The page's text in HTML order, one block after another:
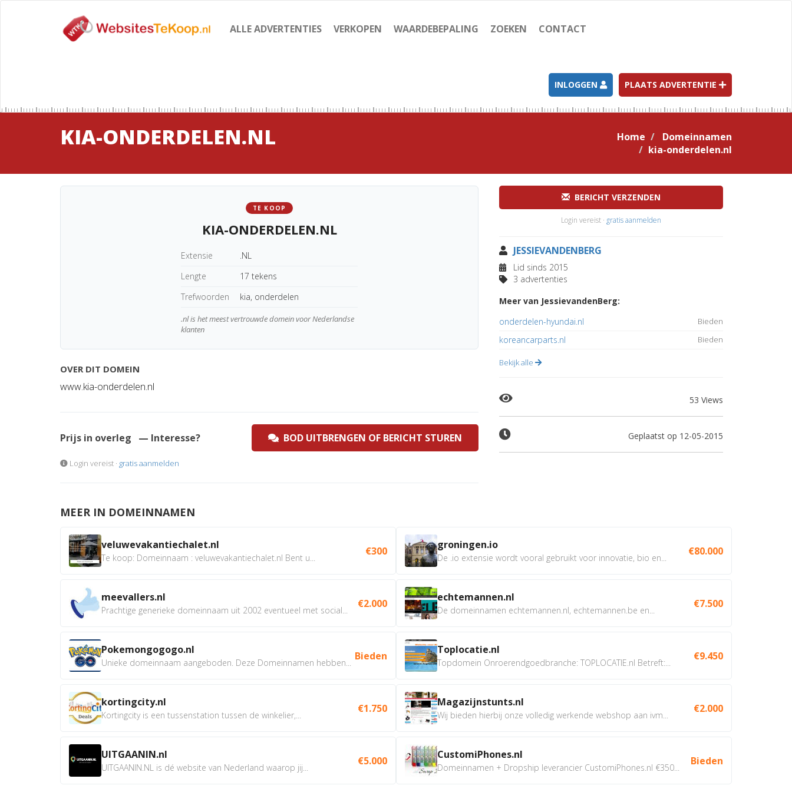
ALLE ADVERTENTIES VERKOPEN WAARDEBEPALING ZOEKEN CONTACT
INLOGGEN PLAATS ADVERTENTIE
KIA-ONDERDELEN.NL Home
Domeinnamen
kia-onderdelen.nl
TE KOOP
KIA-ONDERDELEN.NL
Extensie
.NL
Lengte
17 tekens
Trefwoorden
kia, onderdelen
.nl is het meest vertrouwde domein voor Nederlandse
klanten
OVER DIT DOMEIN
www.kia-onderdelen.nl
Prijs in overleg — Interesse? BOD UITBRENGEN OF BERICHT STUREN
Login vereist · gratis aanmelden
BERICHT VERZENDEN
Login vereist · gratis aanmelden
JESSIEVANDENBERG
Lid sinds 2015
3 advertenties
Meer van JessievandenBerg:
onderdelen-hyundai.nl
Bieden
koreancarparts.nl Bieden
Bekijk alle
53 Views
Geplaatst op 12-05-2015
MEER IN DOMEINNAMEN
veluwevakantiechalet.nl
Te koop: Domeinnaam : veluwevakantiechalet.nl Bent u...
€300
meevallers.nl
Prachtige generieke domeinnaam uit 2002 eventueel met social...
€2.000
Pokemongogogo.nl
Unieke domeinnaam aangeboden. Deze Domeinnamen hebben...
Bieden
kortingcity.nl
Kortingcity is een tussenstation tussen de winkelier,...
€1.750
UITGAANIN.nl
UITGAANIN.NL is dé website van Nederland waarop jij...
€5.000
groningen.io
De .io extensie wordt vooral gebruikt voor innovatie, bio en...
€80.000
echtemannen.nl
De domeinnamen echtemannen.nl, echtemannen.be en...
€7.500
Toplocatie.nl
Topdomein Onroerendgoedbranche: TOPLOCATIE.nl Betreft:...
€9.450
Magazijnstunts.nl
Wij bieden hierbij onze volledig werkende webshop aan ivm...
€2.000
CustomiPhones.nl
Domeinnamen + Dropship leverancier CustomiPhones.nl €350...
Bieden